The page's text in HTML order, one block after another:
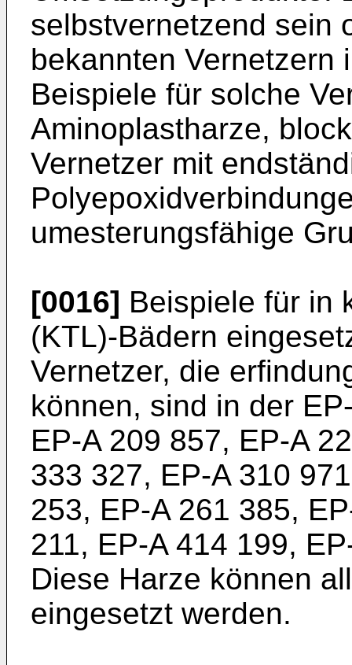
selbstvernetzend sein
bekannten Vernetzern
Beispiele für solche
Aminoplastharze,
Vernetzer mit
umesterungsfähige
[0016] Beispiele für in
(KTL)-Bädern
Vernetzer, die
können, sind in der
EP-A 209 857, EP-A
333 327, EP-A 310
253, EP-A 261 385,
211, EP-A 414 199,
Diese Harze können
eingesetzt werden.